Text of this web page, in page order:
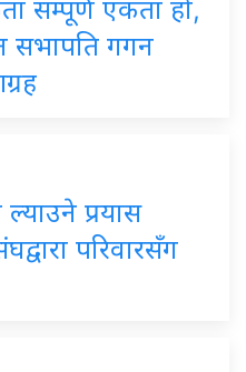
सम्पूर्ण एकता हो,
सभापति गगन
प्रयास
परिवारसँग